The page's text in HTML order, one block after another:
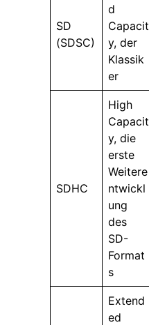
SD
(SDSC)
d
Capacit
y, der
Klassik
er
SDHC
High
Capacit
y, die
erste
Weitere
ntwickl
ung
des
SD-
Format
s
Extend
ed